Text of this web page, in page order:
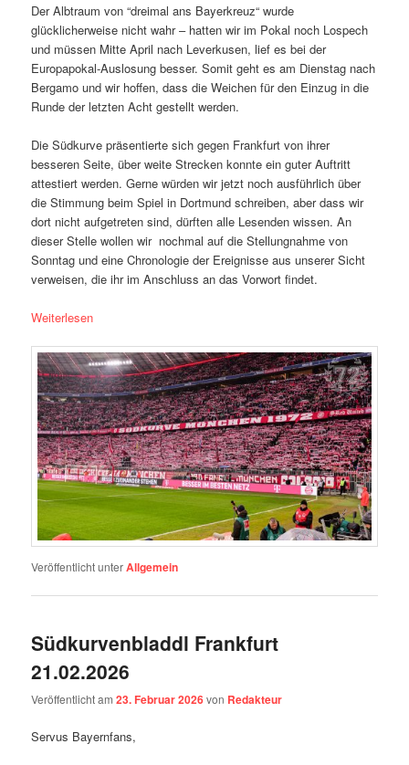
Der Albtraum von “dreimal ans Bayerkreuz“ wurde
glücklicherweise nicht wahr – hatten wir im Pokal noch Lospech
und müssen Mitte April nach Leverkusen, lief es bei der
Europapokal-Auslosung besser. Somit geht es am Dienstag nach
Bergamo und wir hoffen, dass die Weichen für den Einzug in die
Runde der letzten Acht gestellt werden.
Die Südkurve präsentierte sich gegen Frankfurt von ihrer
besseren Seite, über weite Strecken konnte ein guter Auftritt
attestiert werden. Gerne würden wir jetzt noch ausführlich über
die Stimmung beim Spiel in Dortmund schreiben, aber dass wir
dort nicht aufgetreten sind, dürften alle Lesenden wissen. An
dieser Stelle wollen wir nochmal auf die Stellungnahme von
Sonntag und eine Chronologie der Ereignisse aus unserer Sicht
verweisen, die ihr im Anschluss an das Vorwort findet.
Weiterlesen
Veröffentlicht unterAllgemein
Südkurvenbladdl Frankfurt
21.02.2026
Veröffentlicht am23. Februar 2026von Redakteur
Servus Bayernfans,